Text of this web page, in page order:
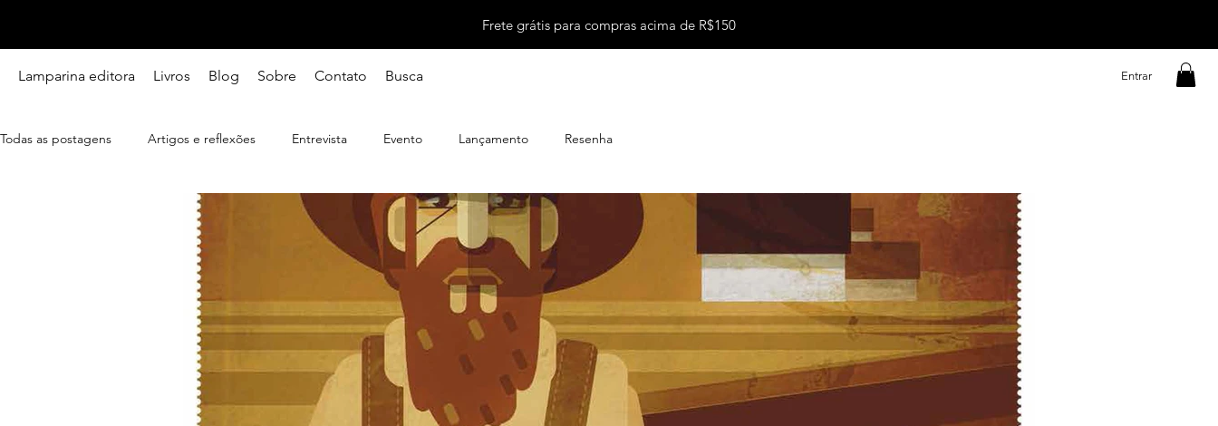
Frete grátis para compras acima de R$150
Lamparina editora Livros Blog Sobre Contato Busca Entrar
Todas as postagens Artigos e reflexões Entrevista Evento Lançamento Resenha